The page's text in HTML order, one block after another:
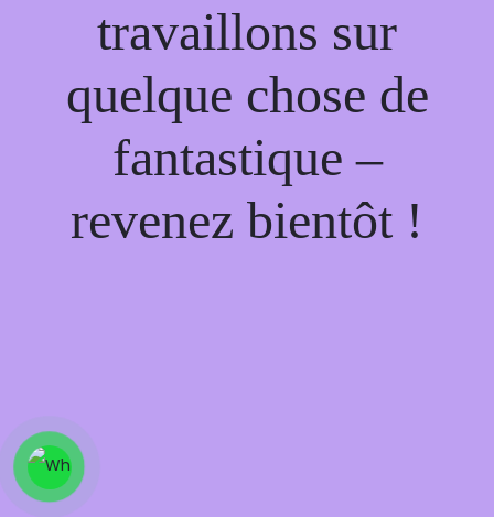
travaillons sur
quelque chose de
fantastique –
revenez bientôt !